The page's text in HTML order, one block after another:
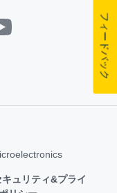
キュリティ&プライ
フィードバック